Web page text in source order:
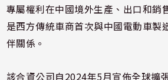
專屬權利在中國境外生產、出口和銷
是西方傳統車商首次與中國電動車製
伴關係。
該合資公司自2024年5月宣佈全球擴